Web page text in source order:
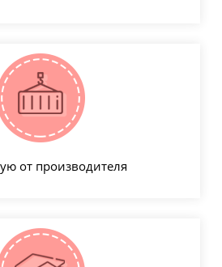
от производителя